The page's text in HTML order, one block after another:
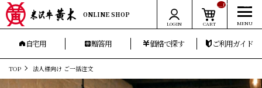
ONLINE SHOP
LOGIN CART
__ITM_CNT__
自宅用 贈答用 価格で探す ご利用ガイド
TOP 法人様向け ご一括注文